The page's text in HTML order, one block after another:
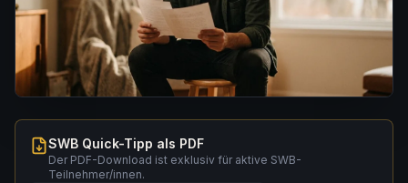
SWB Quick-Tipp als PDF
Der PDF-Download ist exklusiv für aktive SWB-
Teilnehmer/innen.